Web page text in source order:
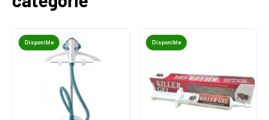
Disponible Disponible